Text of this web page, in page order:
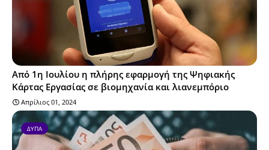
Από 1η Ιουλίου η πλήρης εφαρμογή της Ψηφιακής
Κάρτας Εργασίας σε βιομηχανία και λιανεμπόριο
Απρίλιος 01, 2024
ΔΥΠΑ